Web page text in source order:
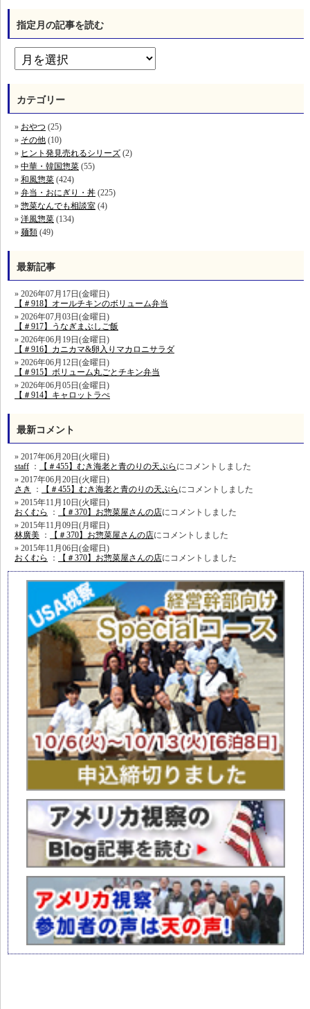
指定月の記事を読む
カテゴリー
おやつ (25)
その他 (10)
ヒント発見売れるシリーズ (2)
中華・韓国惣菜 (55)
和風惣菜 (424)
弁当・おにぎり・丼 (225)
惣菜なんでも相談室 (4)
洋風惣菜 (134)
麺類 (49)
最新記事
2026年07月17日(金曜日)
【＃918】オールチキンのボリューム弁当
2026年07月03日(金曜日)
【＃917】うなぎまぶしご飯
2026年06月19日(金曜日)
【＃916】カニカマ&卵入りマカロニサラダ
2026年06月12日(金曜日)
【＃915】ボリューム丸ごとチキン弁当
2026年06月05日(金曜日)
【＃914】キャロットラぺ
最新コメント
2017年06月20日(火曜日)
staff ： 【＃455】むき海老と青のりの天ぷら にコメントしました
2017年06月20日(火曜日)
さき
： 【＃455】むき海老と青のりの天ぷら にコメントしました
2015年11月10日(火曜日)
おくむら
： 【＃370】お惣菜屋さんの店にコメントしました
2015年11月09日(月曜日)
林廣美 ： 【＃370】お惣菜屋さんの店にコメントしました
2015年11月06日(金曜日)
おくむら
： 【＃370】お惣菜屋さんの店にコメントしました